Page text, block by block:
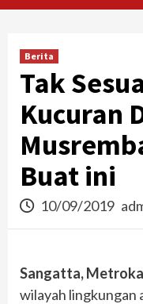
Berita
Tak
Kucuran
Buat ini
10/09/2019
Sangatta,
wilayah lingkungan